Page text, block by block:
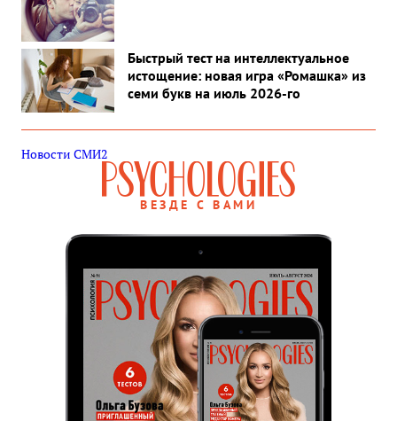
Быстрый тест на интеллектуальное
истощение: новая игра «Ромашка» из
семи букв на июль 2026-го
Новости СМИ2
ВЕЗДЕ С ВАМИ